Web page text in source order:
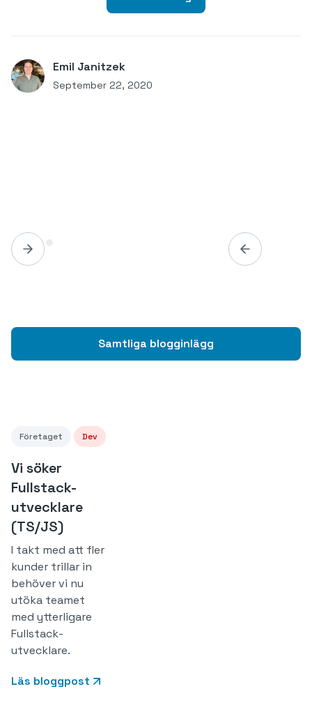
Emil Janitzek
September 22, 2020
Samtliga blogginlägg
Företaget Dev
Vi söker
Fullstack-
utvecklare
(TS/JS)
I takt med att fler
kunder trillar in
behöver vi nu
utöka teamet
med ytterligare
Fullstack-
utvecklare.
Läs bloggpost